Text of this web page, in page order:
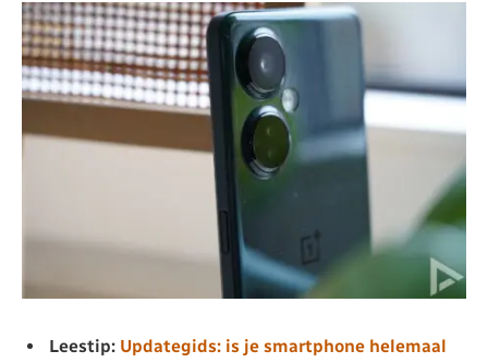
Leestip: Updategids: is je smartphone helemaal